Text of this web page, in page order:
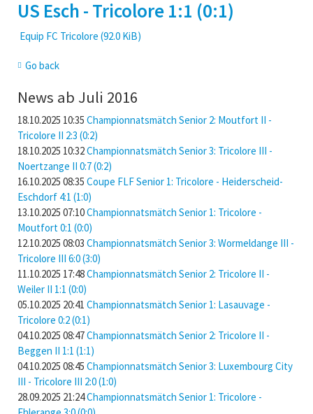
US Esch - Tricolore 1:1 (0:1)
Equip FC Tricolore (92.0 KiB)
Go back
News ab Juli 2016
18.10.2025 10:35 Championnatsmätch Senior 2: Moutfort II -
Tricolore II 2:3 (0:2)
18.10.2025 10:32Championnatsmätch Senior 3: Tricolore III -
Noertzange II 0:7 (0:2)
16.10.2025 08:35 Coupe FLF Senior 1: Tricolore - Heiderscheid-
Eschdorf 4:1 (1:0)
13.10.2025 07:10Championnatsmätch Senior 1: Tricolore -
Moutfort 0:1 (0:0)
12.10.2025 08:03 Championnatsmätch Senior 3: Wormeldange III -
Tricolore III 6:0 (3:0)
11.10.2025 17:48Championnatsmätch Senior 2: Tricolore II -
Weiler II 1:1 (0:0)
05.10.2025 20:41 Championnatsmätch Senior 1: Lasauvage -
Tricolore 0:2 (0:1)
04.10.2025 08:47Championnatsmätch Senior 2: Tricolore II -
Beggen II 1:1 (1:1)
04.10.2025 08:45 Championnatsmätch Senior 3: Luxembourg City
III - Tricolore III 2:0 (1:0)
28.09.2025 21:24Championnatsmätch Senior 1: Tricolore -